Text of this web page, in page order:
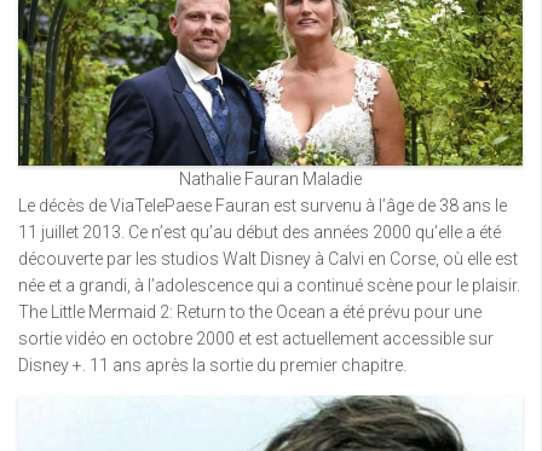
Nathalie Fauran Maladie
Le décès de ViaTelePaese Fauran est survenu à l’âge de 38 ans le
11 juillet 2013. Ce n’est qu’au début des années 2000 qu’elle a été
découverte par les studios Walt Disney à Calvi en Corse, où elle est
née et a grandi, à l’adolescence qui a continué scène pour le plaisir.
The Little Mermaid 2: Return to the Ocean a été prévu pour une
sortie vidéo en octobre 2000 et est actuellement accessible sur
Disney +. 11 ans après la sortie du premier chapitre.